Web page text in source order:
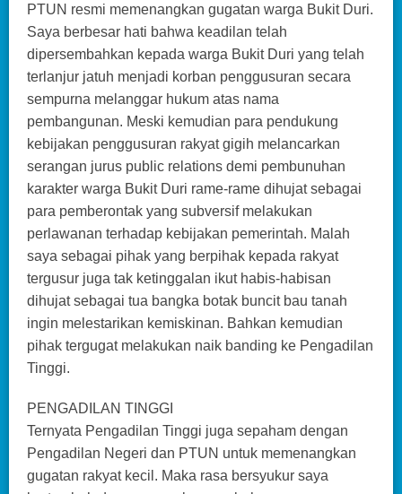
PTUN resmi memenangkan gugatan warga Bukit Duri.
Saya berbesar hati bahwa keadilan telah
dipersembahkan kepada warga Bukit Duri yang telah
terlanjur jatuh menjadi korban penggusuran secara
sempurna melanggar hukum atas nama
pembangunan. Meski kemudian para pendukung
kebijakan penggusuran rakyat gigih melancarkan
serangan jurus public relations demi pembunuhan
karakter warga Bukit Duri rame-rame dihujat sebagai
para pemberontak yang subversif melakukan
perlawanan terhadap kebijakan pemerintah. Malah
saya sebagai pihak yang berpihak kepada rakyat
tergusur juga tak ketinggalan ikut habis-habisan
dihujat sebagai tua bangka botak buncit bau tanah
ingin melestarikan kemiskinan. Bahkan kemudian
pihak tergugat melakukan naik banding ke Pengadilan
Tinggi.
PENGADILAN TINGGI
Ternyata Pengadilan Tinggi juga sepaham dengan
Pengadilan Negeri dan PTUN untuk memenangkan
gugatan rakyat kecil. Maka rasa bersyukur saya